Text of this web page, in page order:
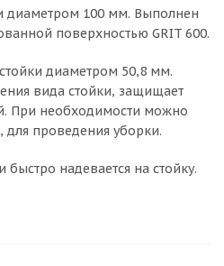
диаметром 100 мм. Выполнен
поверхностью GRIT 600.
диаметром 50,8 мм.
вида стойки, защищает
При необходимости можно
проведения уборки.
быстро надевается на стойку.